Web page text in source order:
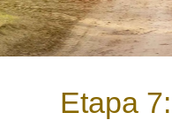
Etapa